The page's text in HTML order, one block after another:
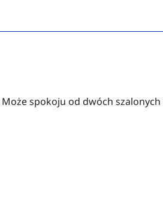
spokoju od dwóch szalonych